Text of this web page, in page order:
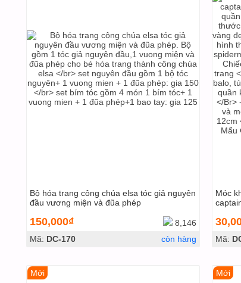
Bộ hóa trang công chúa elsa tóc giả nguyên
đầu vương miện và đũa phép
150,000₫
8,146
Mã: DC-170 còn hàng
Móc
Mã:
Mới Mới